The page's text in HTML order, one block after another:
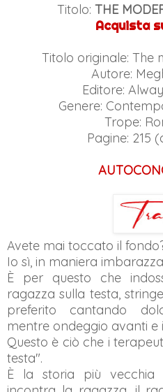
Titolo: THE
Acquista
Titolo originale: The
Autore:
Editore:
Genere:
Trope:
Pagine: 215
Avete mai toccato il
Io sì, in maniera
È per questo che
ragazza sulla testa,
preferito cantando
mentre ondeggio avanti e
Questo è ciò che i
testa".
È la storia più vecchia